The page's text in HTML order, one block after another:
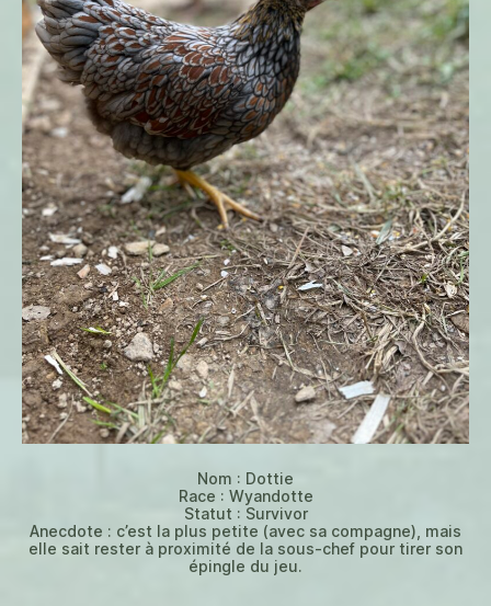
Nom : Dottie
Race : Wyandotte
Statut : Survivor
Anecdote : c’est la plus petite (avec sa compagne), mais
elle sait rester à proximité de la sous-chef pour tirer son
épingle du jeu.